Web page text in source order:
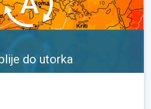
do utorka